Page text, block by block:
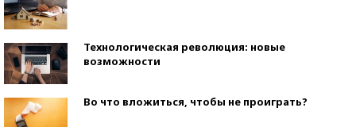
Технологическая революция: новые
возможности
Во что вложиться, чтобы не проиграть?